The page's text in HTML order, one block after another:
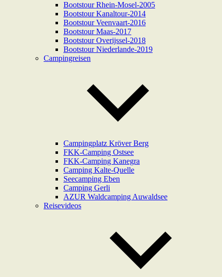
Bootstour Rhein-Mosel-2005
Bootstour Kanaltour-2014
Bootstour Veenvaart-2016
Bootstour Maas-2017
Bootstour Overijssel-2018
Bootstour Niederlande-2019
Campingreisen
Campingplatz Kröver Berg
FKK-Camping Ostsee
FKK-Camping Kanegra
Camping Kalte-Quelle
Seecamping Eben
Camping Gerli
AZUR Waldcamping Auwaldsee
Reisevideos